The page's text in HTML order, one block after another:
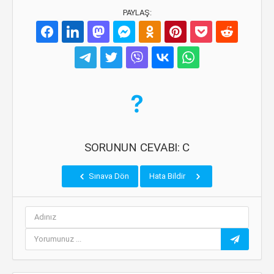
PAYLAŞ:
SORUNUN CEVABI: C
Sınava Dön Hata Bildir